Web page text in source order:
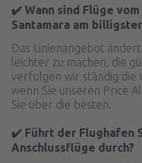
✔️ Wann sind Flüge
Santamara am
Das Linienangebot
leichter zu machen, die
verfolgen wir ständig die
wenn Sie unseren Price
Sie über die besten.
✔️ Führt der Flughafen
Anschlussflüge durch?